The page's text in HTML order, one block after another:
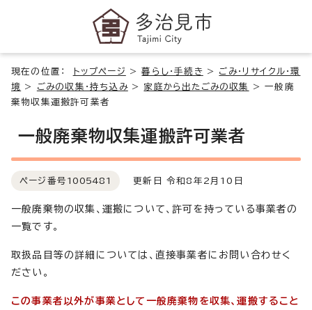
現在の位置： トップページ >暮らし・手続き > ごみ・リサイクル・環
境 > ごみの収集・持ち込み> 家庭から出たごみの収集 >一般廃
棄物収集運搬許可業者
一般廃棄物収集運搬許可業者
ページ番号 1005481 更新日 令和8年2月10日
一般廃棄物の収集、運搬について、許可を持っている事業者の
一覧です。
取扱品目等の詳細については、直接事業者にお問い合わせく
ださい。
この事業者以外が事業として一般廃棄物を収集、運搬すること